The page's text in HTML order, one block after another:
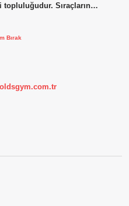
topluluğudur. Sıraçların…
Bırak